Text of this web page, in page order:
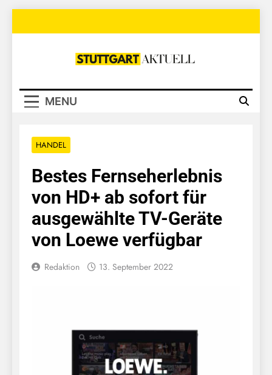
Stuttgart
MENU
HANDEL
Bestes Fernseherlebnis
von HD+ ab sofort für
ausgewählte TV-Geräte
von Loewe verfügbar
Redaktion 13. September 2022